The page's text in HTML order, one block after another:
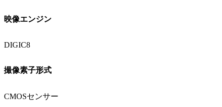
映像エンジン
DIGIC8
撮像素子形式
CMOSセンサー